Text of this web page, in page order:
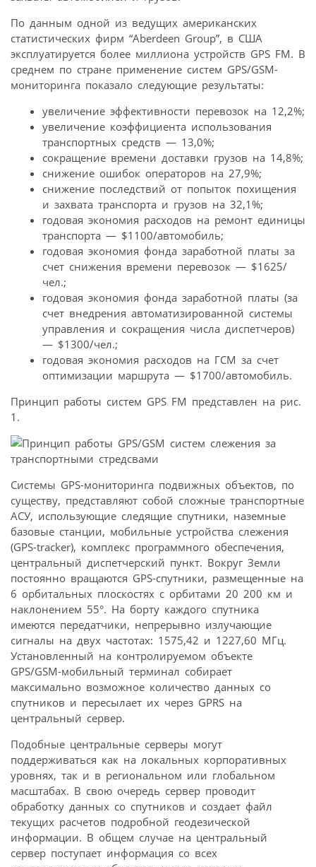
По данным одной из ведущих американских
статистических фирм “Aberdeen Group”, в США
эксплуатируется более миллиона устройств GPS FM. В
среднем по стране применение систем GPS/GSM-
мониторинга показало следующие результаты:
увеличение эффективности перевозок на 12,2%;
увеличение коэффициента использования
транспортных средств — 13,0%;
сокращение времени доставки грузов на 14,8%;
снижение ошибок операторов на 27,9%;
снижение последствий от попыток похищения
и захвата транспорта и грузов на 32,1%;
годовая экономия расходов на ремонт единицы
транспорта — $1100/автомобиль;
годовая экономия фонда заработной платы за
счет снижения времени перевозок — $1625/
чел.;
годовая экономия фонда заработной платы (за
счет внедрения автоматизированной системы
управления и сокращения числа диспетчеров)
— $1300/чел.;
годовая экономия расходов на ГСМ за счет
оптимизации маршрута — $1700/автомобиль.
Принцип работы систем GPS FM представлен на рис.
1.
Системы GPS-мониторинга подвижных объектов, по
существу, представляют собой сложные транспортные
АСУ, использующие следящие спутники, наземные
базовые станции, мобильные устройства слежения
(GPS-tracker), комплекс программного обеспечения,
центральный диспетчерский пункт. Вокруг Земли
постоянно вращаются GPS-спутники, размещенные на
6 орбитальных плоскостях с орбитами 20 200 км и
наклонением 55°. На борту каждого спутника
имеются передатчики, непрерывно излучающие
сигналы на двух частотах: 1575,42 и 1227,60 МГц.
Установленный на контролируемом объекте
GPS/GSM-мобильный терминал собирает
максимально возможное количество данных со
спутников и пересылает их через GPRS на
центральный сервер.
Подобные центральные серверы могут
поддерживаться как на локальных корпоративных
уровнях, так и в региональном или глобальном
масштабах. В свою очередь сервер проводит
обработку данных со спутников и создает файл
текущих расчетов подробной геодезической
информации. В общем случае на центральный
сервер поступает информация со всех